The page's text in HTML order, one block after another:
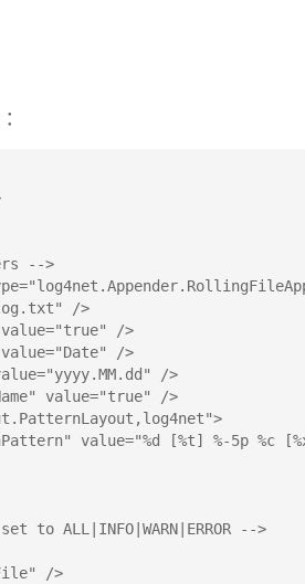
-->
/>
/>
/>
/>
value="true" />
value="%d [%t] %-5p %c
to ALL|INFO|WARN|ERROR -->
/>